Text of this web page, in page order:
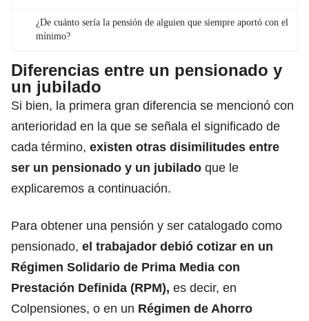
¿De cuánto sería la pensión de alguien que siempre aportó con el
mínimo?
Diferencias entre un pensionado y
un jubilado
Si bien, la primera gran diferencia se mencionó con
anterioridad en la que se señala el significado de
cada término, existen otras disimilitudes entre
ser un pensionado y un jubilado que le
explicaremos a continuación.
Para obtener una pensión y ser catalogado como
pensionado, el trabajador debió cotizar en un
Régimen Solidario de Prima Media con
Prestación Definida (RPM), es decir, en
Colpensiones, o en un Régimen de Ahorro